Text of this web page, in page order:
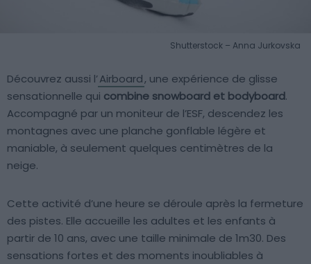
Shutterstock – Anna Jurkovska
Découvrez aussi l’Airboard, une expérience de glisse
sensationnelle qui combine snowboard et bodyboard.
Accompagné par un moniteur de l’ESF, descendez les
montagnes avec une planche gonflable légère et
maniable, à seulement quelques centimètres de la
neige.
Cette activité d’une heure se déroule après la fermeture
des pistes. Elle accueille les adultes et les enfants à
partir de 10 ans, avec une taille minimale de 1m30. Des
sensations fortes et des moments inoubliables à